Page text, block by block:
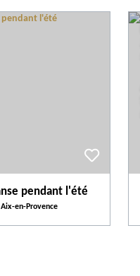
pendant l'été
Aix-en-Provence